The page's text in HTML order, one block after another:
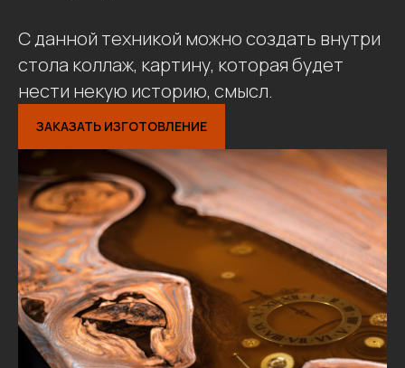
С данной техникой можно создать внутри
стола коллаж, картину, которая будет
нести некую историю, смысл.
ЗАКАЗАТЬ ИЗГОТОВЛЕНИЕ